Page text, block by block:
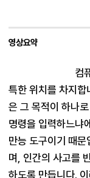
영상요약
컴
특한 위치를 차지
은 그 목적이 하나
명령을 입력하느냐
만능 도구이기 때
며, 인간의 사고를
하도록 만듭니다.